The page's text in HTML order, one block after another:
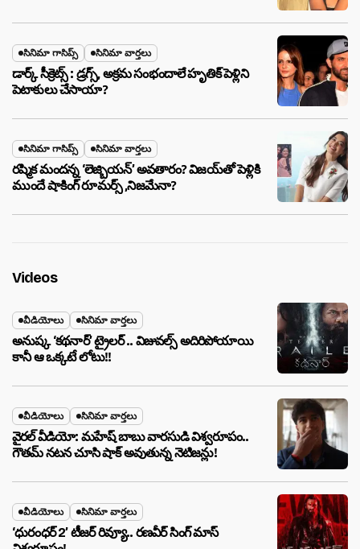
సినిమా గాసిప్స్ సినిమా వార్తలు
డార్క్ సీక్రెట్స్ : డ్రగ్స్, అక్రమ సంభందాలే హృతిక్ పెళ్లిని
పెటాకులు చేసాయా?
సినిమా గాసిప్స్ సినిమా వార్తలు
రష్మిక మందన్న ‘లెజ్బియన్’ అవతారం? విజయ్‌తో పెళ్లికి
ముందే షాకింగ్ రూమర్స్ ,నిజమేనా?
Videos
వీడియోలు సినిమా వార్తలు
అనుష్క ‘కథనార్’ ట్రైలర్ .. విజువల్స్ అదిరిపోయాయి
కానీ ఆ ఒక్కటే లోటు!!
వీడియోలు సినిమా వార్తలు
వైరల్ వీడియో: మహేష్ బాబు వారసుడి విశ్వరూపం..
గౌతమ్ నటన చూసి షాక్ అవుతున్న నెటిజన్లు!
వీడియోలు సినిమా వార్తలు
‘ధురంధర్ 2’ టీజర్ రివ్యూ.. రణవీర్ సింగ్ మాస్